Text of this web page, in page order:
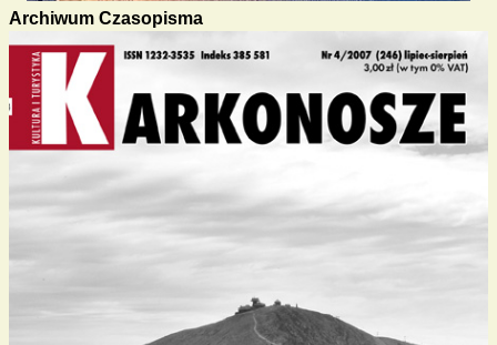
Archiwum Czasopisma